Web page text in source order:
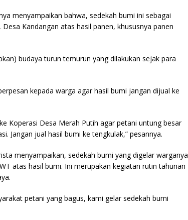
menyampaikan bahwa, sedekah bumi ini sebagai
Kandangan atas hasil panen, khususnya panen
budaya turun temurun yang dilakukan sejak para
kepada warga agar hasil bumi jangan dijual ke
Koperasi Desa Merah Putih agar petani untung besar
Jangan jual hasil bumi ke tengkulak,” pesannya.
menyampaikan, sedekah bumi yang digelar warganya
atas hasil bumi. Ini merupakan kegiatan rutin tahunan
petani yang bagus, kami gelar sedekah bumi